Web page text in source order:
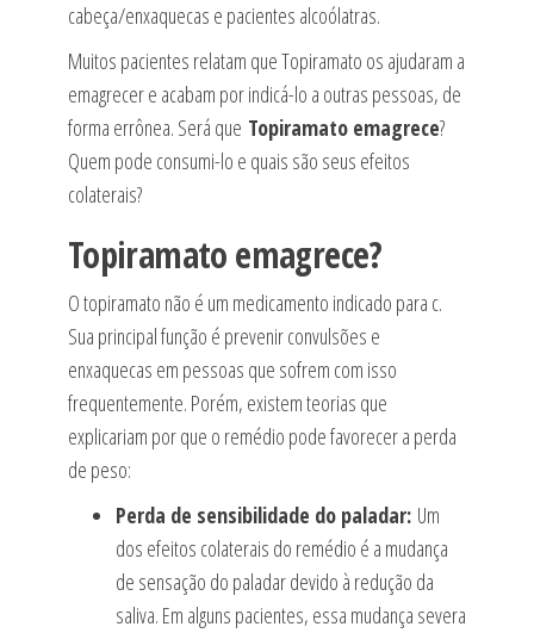
cabeça/enxaquecas e pacientes alcoólatras.
Muitos pacientes relatam que Topiramato os ajudaram a
emagrecer e acabam por indicá-lo a outras pessoas, de
forma errônea. Será que Topiramato emagrece?
Quem pode consumi-lo e quais são seus efeitos
colaterais?
Topiramato emagrece?
O topiramato não é um medicamento indicado para c.
Sua principal função é prevenir convulsões e
enxaquecas em pessoas que sofrem com isso
frequentemente. Porém, existem teorias que
explicariam por que o remédio pode favorecer a perda
de peso:
Perda de sensibilidade do paladar:Um
dos efeitos colaterais do remédio é a mudança
de sensação do paladar devido à redução da
saliva. Em alguns pacientes, essa mudança severa